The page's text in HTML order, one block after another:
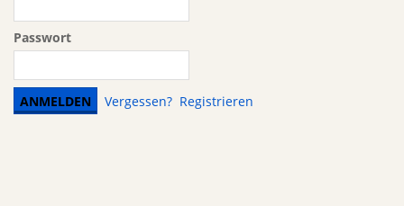
Passwort
Vergessen? Registrieren